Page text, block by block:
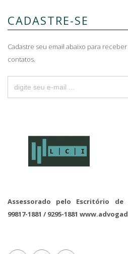
CADASTRE-SE
Cadastre seu email abaixo para
contatos.
Assessorado pelo Escritório de
99817-1881 / 9295-1881